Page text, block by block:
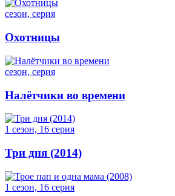
сезон, серия
Охотницы
сезон, серия
Налётчики во времени
1 сезон, 16 серия
Три дня (2014)
1 сезон, 16 серия